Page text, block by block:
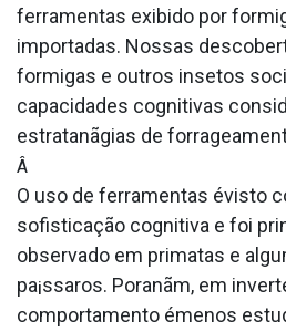
ferramentas exibido por
importadas. Nossas
formigas e outros insetos
capacidades cognitivas
estratanãgias de
Â
O uso de ferramentas évisto
sofisticação cognitiva e foi
observado em primatas e
pa¡ssaros. Poranãm, em
comportamento émenos